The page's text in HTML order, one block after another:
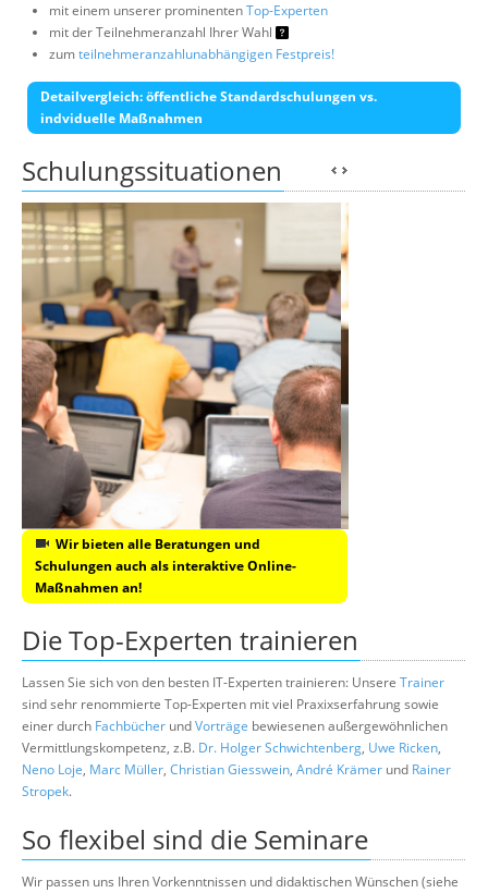
mit einem unserer prominentenTop-Experten
mit der Teilnehmeranzahl Ihrer Wahl
zumteilnehmeranzahlunabhängigen Festpreis!
Detailvergleich: öffentliche Standardschulungen vs.
indviduelle Maßnahmen
Schulungssituationen
Wir bieten alle Beratungen und
Schulungen auch als interaktive Online-
Maßnahmen an!
Die Top-Experten trainieren
Lassen Sie sich von den besten IT-Experten trainieren: Unsere Trainer
sind sehr renommierte Top-Experten mit viel Praxixserfahrung sowie
einer durch Fachbücher undVorträge bewiesenen außergewöhnlichen
Vermittlungskompetenz, z.B. Dr. Holger Schwichtenberg, Uwe Ricken,
Neno Loje, Marc Müller, Christian Giesswein, André Krämer und Rainer
Stropek.
So flexibel sind die Seminare
Wir passen uns Ihren Vorkenntnissen und didaktischen Wünschen (siehe